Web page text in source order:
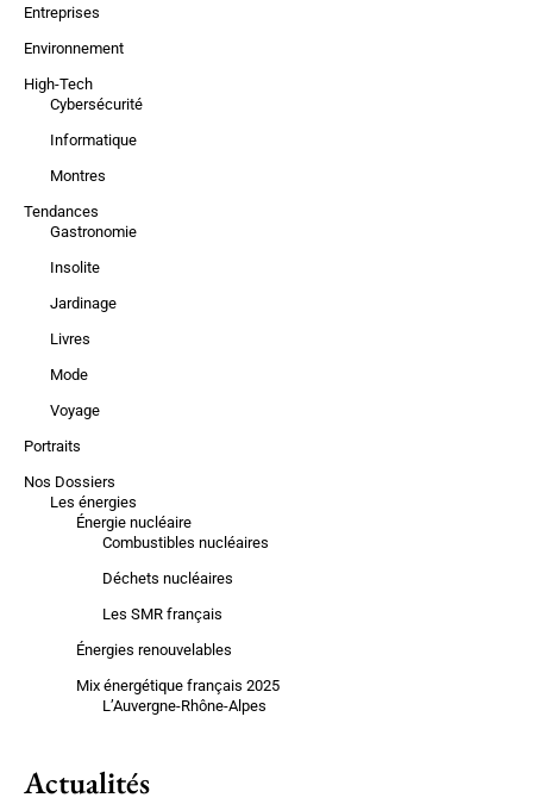
Entreprises
Environnement
High-Tech
Cybersécurité
Informatique
Montres
Tendances
Gastronomie
Insolite
Jardinage
Livres
Mode
Voyage
Portraits
Nos Dossiers
Les énergies
Énergie nucléaire
Combustibles nucléaires
Déchets nucléaires
Les SMR français
Énergies renouvelables
Mix énergétique français 2025
L’Auvergne-Rhône-Alpes
Actualités